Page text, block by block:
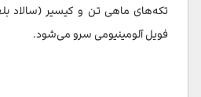
تکه‌های ماهی تن و کیسیر (سالاد
فویل آلومینیومی سرو می‌شود.